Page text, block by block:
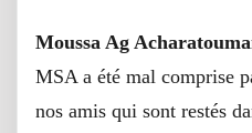
Moussa Ag
MSA a été mal comprise
nos amis qui sont restés